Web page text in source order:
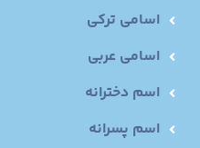
اسامی ترکی
اسامی عربی
اسم دخترانه
اسم پسرانه